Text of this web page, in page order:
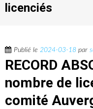
licenciés
Publié le 2024-03-18 par
RECORD
nombre de
comité